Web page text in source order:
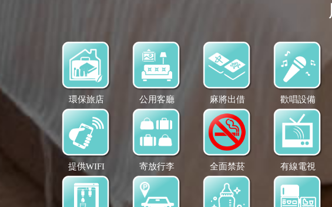
環保旅店 公用客廳 麻將出借 歡唱設備
提供WIFI 寄放行李 全面禁菸 有線電視